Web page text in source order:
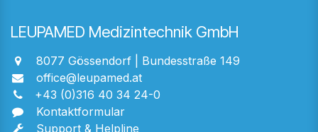
LEUPAMED Medizintechnik GmbH
8077 Gössendorf | Bundesstraße 149
office@leupamed.at
+43 (0)316 40 34 24-0
Kontaktformular
Support & Helpline